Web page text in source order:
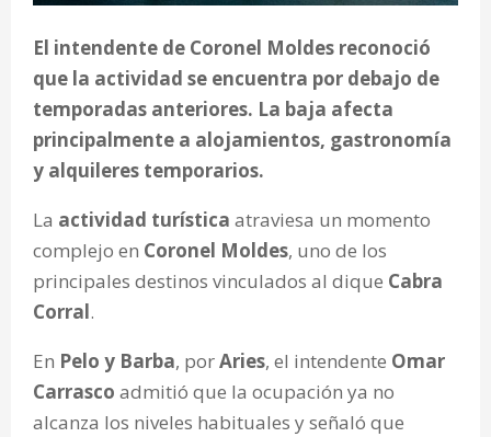
El intendente de Coronel Moldes reconoció
que la actividad se encuentra por debajo de
temporadas anteriores. La baja afecta
principalmente a alojamientos, gastronomía
y alquileres temporarios.
La actividad turística atraviesa un momento
complejo en Coronel Moldes, uno de los
principales destinos vinculados al dique Cabra
Corral.
En Pelo y Barba, porAries, el intendente Omar
Carrasco admitió que la ocupación ya no
alcanza los niveles habituales y señaló que